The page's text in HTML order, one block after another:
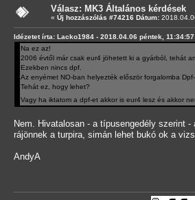
Válasz: MK3 Általános kérdések
« Új hozzászólás #74216 Dátum:
Idézetet írta: Lacko1984 - 2018.04.06 péntek, 11:34:57
Na ez az!
2006 évtől már csak eur4 jöhetett ki a gyárból, tehát
Ezekben nincs dpf.
Az enyémet NO-ban helyezték először forgalomba
Tehát ez, hogy lehet?
Vagy ha iktatom a dpf-et akkor is eur4 lesz és akkor
Nem. Hivatalosan - a típusengedély szerint
rájönnek a turpira, simán lehet bukó ok a
AndyA